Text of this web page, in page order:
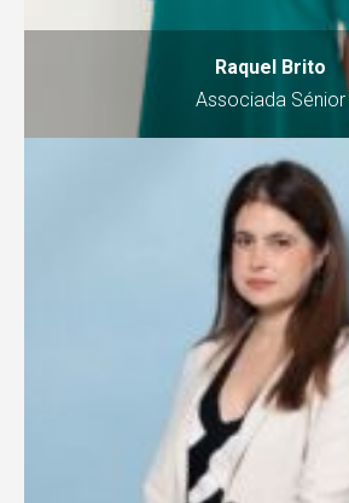
Raquel Brito
Associada Sénior